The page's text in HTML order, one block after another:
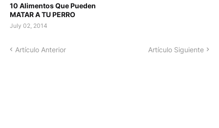
10 Alimentos Que Pueden
MATAR A TU PERRO
July 02, 2014
Artículo Anterior Artículo Siguiente